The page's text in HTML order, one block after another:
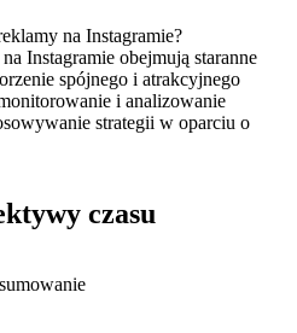
⁤na Instagramie?
⁤Instagramie obejmują staranne‌
spójnego i atrakcyjnego
i ⁢analizowanie
strategii w oparciu o
czasu